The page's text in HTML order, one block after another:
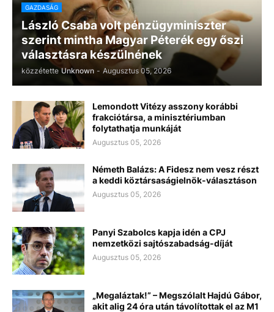
GAZDASÁG
László Csaba volt pénzügyminiszter
szerint mintha Magyar Péterék egy őszi
választásra készülnének
közzétette Unknown - Augusztus 05, 2026
Lemondott Vitézy asszony korábbi
frakciótársa, a minisztériumban
folytathatja munkáját
Augusztus 05, 2026
Németh Balázs: A Fidesz nem vesz részt
a keddi köztársaságielnök-választáson
Augusztus 05, 2026
Panyi Szabolcs kapja idén a CPJ
nemzetközi sajtószabadság-díját
Augusztus 05, 2026
„Megaláztak!” – Megszólalt Hajdú Gábor,
akit alig 24 óra után távolítottak el az M1